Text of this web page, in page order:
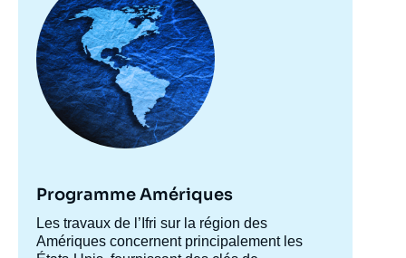
Programme Amériques
Accroche
centre
Les travaux de l’Ifri sur la région des
Amériques concernent principalement les